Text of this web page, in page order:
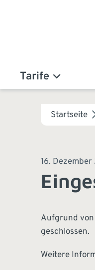
Tarife
Startseite
16.
Aufgrund von
geschlossen.
Weitere